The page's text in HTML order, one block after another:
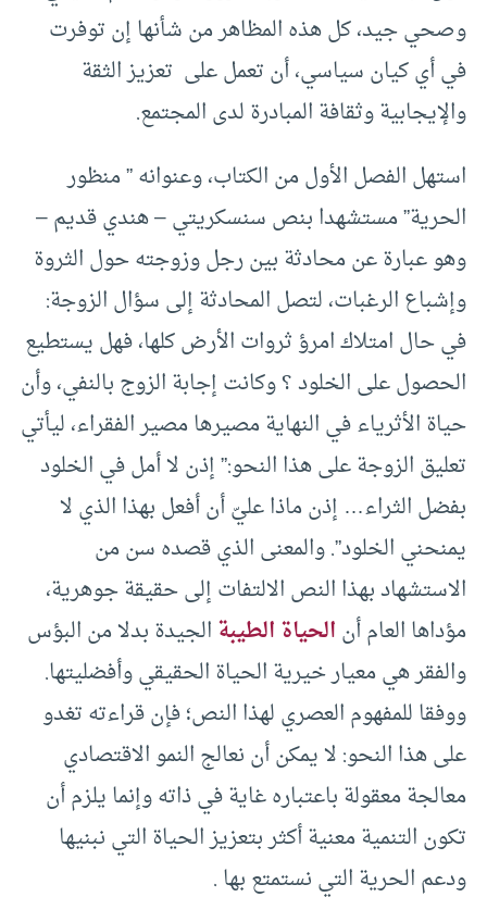
وصحي جيد، كل هذه المظاهر من شأنها إن توفرت
في أي كيان سياسي، أن تعمل على تعزيز الثقة
والإيجابية وثقافة المبادرة لدى المجتمع.
استهل الفصل الأول من الكتاب، وعنوانه ” منظور
الحرية” مستشهدا بنص سنسكريتي – هندي قديم –
وهو عبارة عن محادثة بين رجل وزوجته حول الثروة
وإشباع الرغبات، لتصل المحادثة إلى سؤال الزوجة:
في حال امتلاك امرؤ ثروات الأرض كلها، فهل يستطيع
الحصول على الخلود ؟ وكانت إجابة الزوج بالنفي، وأن
حياة الأثرياء في النهاية مصيرها مصير الفقراء، ليأتي
تعليق الزوجة على هذا النحو:” إذن لا أمل في الخلود
بفضل الثراء… إذن ماذا عليّ أن أفعل بهذا الذي لا
يمنحني الخلود”. والمعنى الذي قصده سن من
الاستشهاد بهذا النص الالتفات إلى حقيقة جوهرية،
مؤداها العام أنالحياة الطيبةالجيدة بدلا من البؤس
والفقر هي معيار خيرية الحياة الحقيقي وأفضليتها.
ووفقا للمفهوم العصري لهذا النص؛ فإن قراءته تغدو
على هذا النحو: لا يمكن أن نعالج النمو الاقتصادي
معالجة معقولة باعتباره غاية في ذاته وإنما يلزم أن
تكون التنمية معنية أكثر بتعزيز الحياة التي نبنيها
ودعم الحرية التي نستمتع بها .